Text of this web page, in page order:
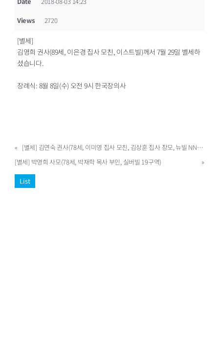
Views 2720
[별세]
김영희 권사(89세, 이은경 집사 모친, 이스트빌)께서 7월 29일 별세하
셨습니다.
장례식: 8월 8일(수) 오전 9시 한국장의사
«
[별세] 김연숙 권사(78세, 이미영 집사 모친, 김상훈 집사 장모, 뉴빌 NN03)
[별세] 박영희 사모(78세, 박재학 목사 부인, 실버빌 19구역)
»
List